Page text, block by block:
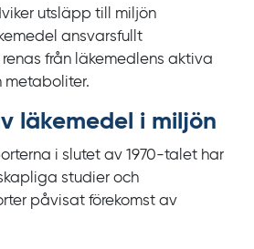
utsläpp till miljön
ansvarsfullt
från läkemedlens aktiva
metaboliter.
läkemedel i miljön
i slutet av 1970‍-‍talet har
studier och
påvisat förekomst av